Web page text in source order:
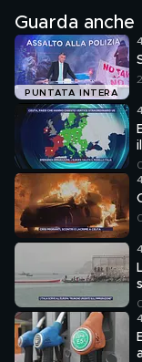
Guarda anche
PUNTATA INTERA